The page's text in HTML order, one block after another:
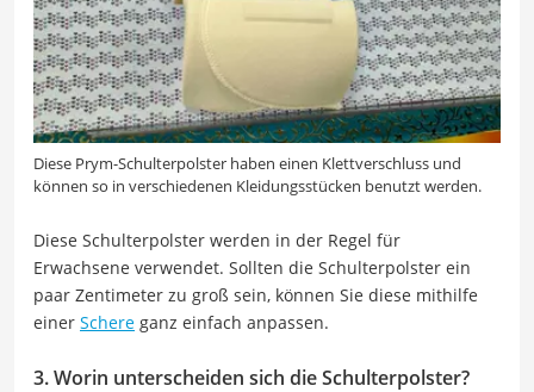
Diese Prym-Schulterpolster haben einen Klettverschluss und
können so in verschiedenen Kleidungsstücken benutzt werden.
Diese Schulterpolster werden in der Regel für
Erwachsene verwendet. Sollten die Schulterpolster ein
paar Zentimeter zu groß sein, können Sie diese mithilfe
einer Schere ganz einfach anpassen.
3. Worin unterscheiden sich die Schulterpolster?